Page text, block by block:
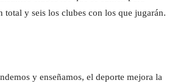
total y seis los clubes con los que jugarán.
y enseñamos, el deporte mejora la